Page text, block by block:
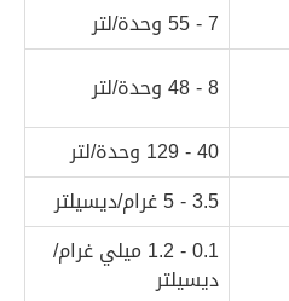
7 - 55 وحدة/لتر
8 - 48 وحدة/لتر
40 - 129 وحدة/لتر
3.5 - 5 غرام/ديسيلتر
0.1 - 1.2 ميلي غرام/
ديسيلتر